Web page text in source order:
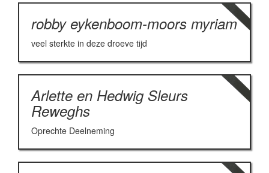
robby eykenboom-moors myriam
veel sterkte in deze droeve tijd
Arlette en Hedwig Sleurs
Reweghs
Oprechte Deelneming